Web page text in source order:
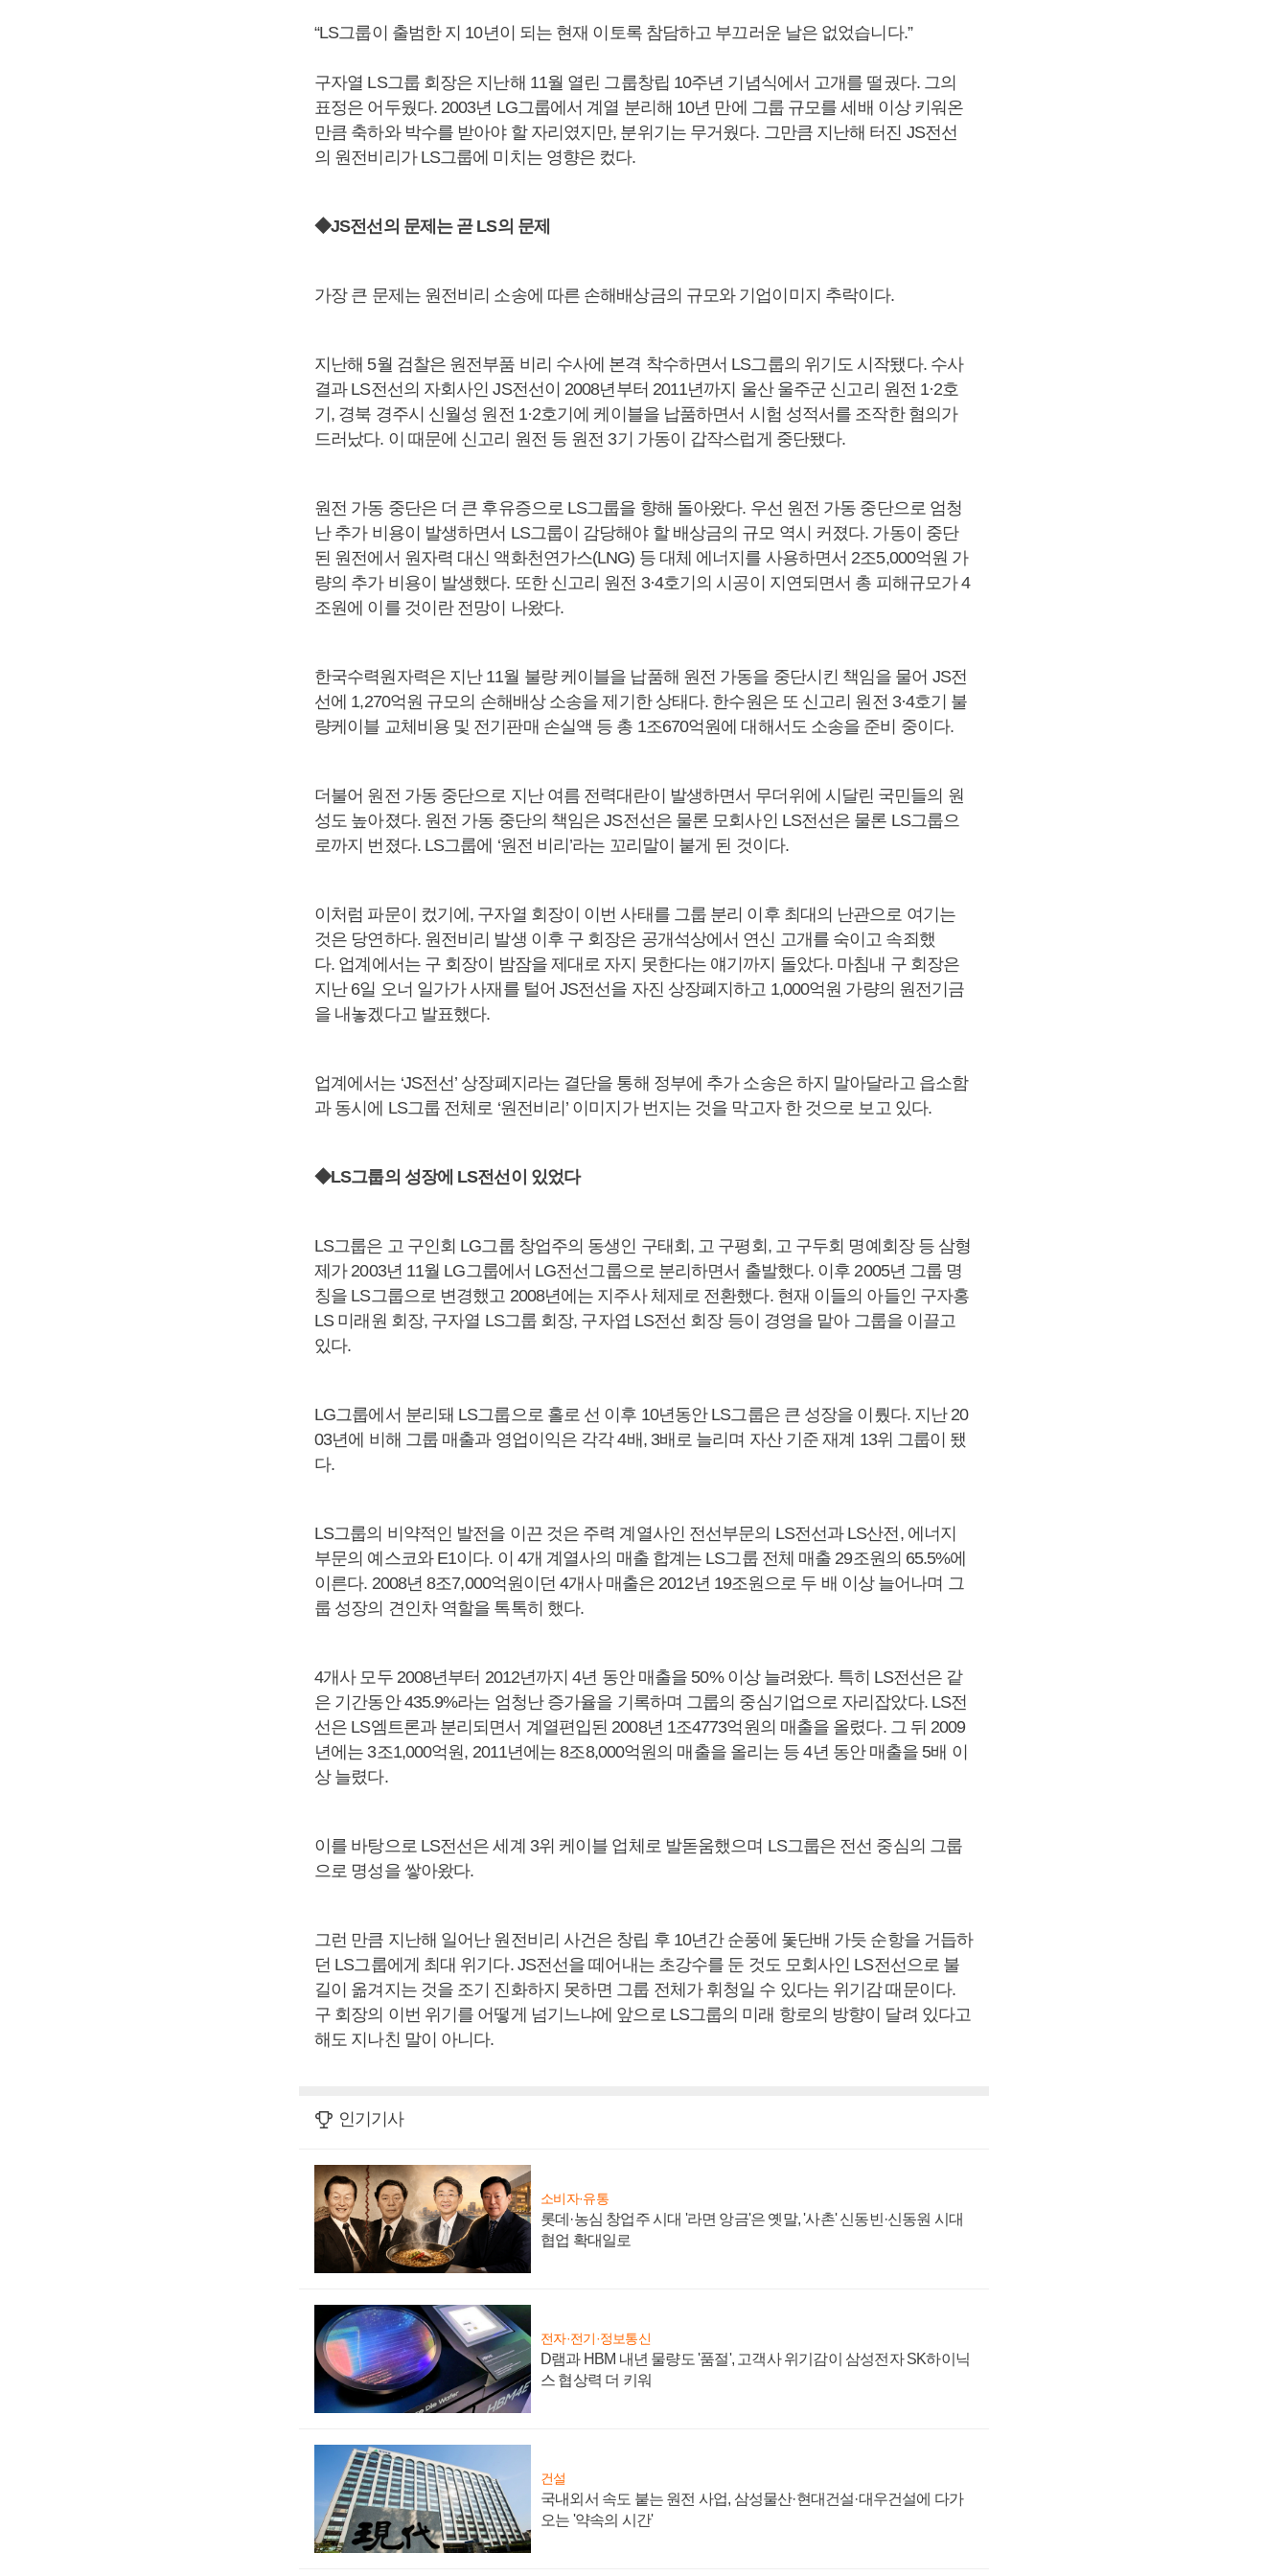
“LS그룹이 출범한 지 10년이 되는 현재 이토록 참담하고 부끄러운 날은 없었습니다.”
구자열 LS그룹 회장은 지난해 11월 열린 그룹창립 10주년 기념식에서 고개를 떨궜다. 그의
표정은 어두웠다. 2003년 LG그룹에서 계열 분리해 10년 만에 그룹 규모를 세배 이상 키워온
만큼 축하와 박수를 받아야 할 자리였지만, 분위기는 무거웠다. 그만큼 지난해 터진 JS전선
의 원전비리가 LS그룹에 미치는 영향은 컸다.
◆JS전선의 문제는 곧 LS의 문제
가장 큰 문제는 원전비리 소송에 따른 손해배상금의 규모와 기업이미지 추락이다.
지난해 5월 검찰은 원전부품 비리 수사에 본격 착수하면서 LS그룹의 위기도 시작됐다. 수사
결과 LS전선의 자회사인 JS전선이 2008년부터 2011년까지 울산 울주군 신고리 원전 1·2호
기, 경북 경주시 신월성 원전 1·2호기에 케이블을 납품하면서 시험 성적서를 조작한 혐의가
드러났다. 이 때문에 신고리 원전 등 원전 3기 가동이 갑작스럽게 중단됐다.
원전 가동 중단은 더 큰 후유증으로 LS그룹을 향해 돌아왔다. 우선 원전 가동 중단으로 엄청
난 추가 비용이 발생하면서 LS그룹이 감당해야 할 배상금의 규모 역시 커졌다. 가동이 중단
된 원전에서 원자력 대신 액화천연가스(LNG) 등 대체 에너지를 사용하면서 2조5,000억원 가
량의 추가 비용이 발생했다. 또한 신고리 원전 3·4호기의 시공이 지연되면서 총 피해규모가 4
조원에 이를 것이란 전망이 나왔다.
한국수력원자력은 지난 11월 불량 케이블을 납품해 원전 가동을 중단시킨 책임을 물어 JS전
선에 1,270억원 규모의 손해배상 소송을 제기한 상태다. 한수원은 또 신고리 원전 3·4호기 불
량케이블 교체비용 및 전기판매 손실액 등 총 1조670억원에 대해서도 소송을 준비 중이다.
더불어 원전 가동 중단으로 지난 여름 전력대란이 발생하면서 무더위에 시달린 국민들의 원
성도 높아졌다. 원전 가동 중단의 책임은 JS전선은 물론 모회사인 LS전선은 물론 LS그룹으
로까지 번졌다. LS그룹에 ‘원전 비리’라는 꼬리말이 붙게 된 것이다.
이처럼 파문이 컸기에, 구자열 회장이 이번 사태를 그룹 분리 이후 최대의 난관으로 여기는
것은 당연하다. 원전비리 발생 이후 구 회장은 공개석상에서 연신 고개를 숙이고 속죄했
다. 업계에서는 구 회장이 밤잠을 제대로 자지 못한다는 얘기까지 돌았다. 마침내 구 회장은
지난 6일 오너 일가가 사재를 털어 JS전선을 자진 상장폐지하고 1,000억원 가량의 원전기금
을 내놓겠다고 발표했다.
업계에서는 ‘JS전선’ 상장폐지라는 결단을 통해 정부에 추가 소송은 하지 말아달라고 읍소함
과 동시에 LS그룹 전체로 ‘원전비리’ 이미지가 번지는 것을 막고자 한 것으로 보고 있다.
◆LS그룹의 성장에 LS전선이 있었다
LS그룹은 고 구인회 LG그룹 창업주의 동생인 구태회, 고 구평회, 고 구두회 명예회장 등 삼형
제가 2003년 11월 LG그룹에서 LG전선그룹으로 분리하면서 출발했다. 이후 2005년 그룹 명
칭을 LS그룹으로 변경했고 2008년에는 지주사 체제로 전환했다. 현재 이들의 아들인 구자홍
LS 미래원 회장, 구자열 LS그룹 회장, 구자엽 LS전선 회장 등이 경영을 맡아 그룹을 이끌고
있다.
LG그룹에서 분리돼 LS그룹으로 홀로 선 이후 10년동안 LS그룹은 큰 성장을 이뤘다. 지난 20
03년에 비해 그룹 매출과 영업이익은 각각 4배, 3배로 늘리며 자산 기준 재계 13위 그룹이 됐
다.
LS그룹의 비약적인 발전을 이끈 것은 주력 계열사인 전선부문의 LS전선과 LS산전, 에너지
부문의 예스코와 E1이다. 이 4개 계열사의 매출 합계는 LS그룹 전체 매출 29조원의 65.5%에
이른다. 2008년 8조7,000억원이던 4개사 매출은 2012년 19조원으로 두 배 이상 늘어나며 그
룹 성장의 견인차 역할을 톡톡히 했다.
4개사 모두 2008년부터 2012년까지 4년 동안 매출을 50% 이상 늘려왔다. 특히 LS전선은 같
은 기간동안 435.9%라는 엄청난 증가율을 기록하며 그룹의 중심기업으로 자리잡았다. LS전
선은 LS엠트론과 분리되면서 계열편입된 2008년 1조4773억원의 매출을 올렸다. 그 뒤 2009
년에는 3조1,000억원, 2011년에는 8조8,000억원의 매출을 올리는 등 4년 동안 매출을 5배 이
상 늘렸다.
이를 바탕으로 LS전선은 세계 3위 케이블 업체로 발돋움했으며 LS그룹은 전선 중심의 그룹
으로 명성을 쌓아왔다.
그런 만큼 지난해 일어난 원전비리 사건은 창립 후 10년간 순풍에 돛단배 가듯 순항을 거듭하
던 LS그룹에게 최대 위기다. JS전선을 떼어내는 초강수를 둔 것도 모회사인 LS전선으로 불
길이 옮겨지는 것을 조기 진화하지 못하면 그룹 전체가 휘청일 수 있다는 위기감 때문이다.
구 회장의 이번 위기를 어떻게 넘기느냐에 앞으로 LS그룹의 미래 항로의 방향이 달려 있다고
해도 지나친 말이 아니다.
인기기사
소비자·유통
롯데·농심 창업주 시대 '라면 앙금'은 옛말, '사촌' 신동빈·신동원 시대
협업 확대일로
전자·전기·정보통신
D램과 HBM 내년 물량도 '품절', 고객사 위기감이 삼성전자 SK하이닉
스 협상력 더 키워
건설
국내외서 속도 붙는 원전 사업, 삼성물산·현대건설·대우건설에 다가
오는 '약속의 시간'